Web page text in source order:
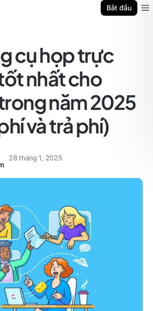
Bắt đầu
cụ họp trực
nhất cho
năm 2025
và trả phí)
28 tháng 1, 2025